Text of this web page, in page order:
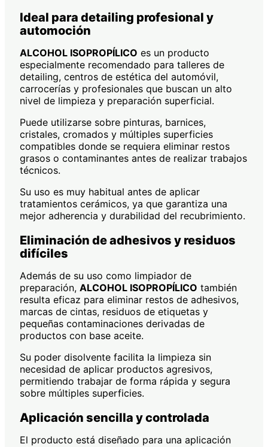
Ideal para detailing profesional y
automoción
ALCOHOL ISOPROPÍLICO es un producto
especialmente recomendado para talleres de
detailing, centros de estética del automóvil,
carrocerías y profesionales que buscan un alto
nivel de limpieza y preparación superficial.
Puede utilizarse sobre pinturas, barnices,
cristales, cromados y múltiples superficies
compatibles donde se requiera eliminar restos
grasos o contaminantes antes de realizar trabajos
técnicos.
Su uso es muy habitual antes de aplicar
tratamientos cerámicos, ya que garantiza una
mejor adherencia y durabilidad del recubrimiento.
Eliminación de adhesivos y residuos
difíciles
Además de su uso como limpiador de
preparación, ALCOHOL ISOPROPÍLICO también
resulta eficaz para eliminar restos de adhesivos,
marcas de cintas, residuos de etiquetas y
pequeñas contaminaciones derivadas de
productos con base aceite.
Su poder disolvente facilita la limpieza sin
necesidad de aplicar productos agresivos,
permitiendo trabajar de forma rápida y segura
sobre múltiples superficies.
Aplicación sencilla y controlada
El producto está diseñado para una aplicación